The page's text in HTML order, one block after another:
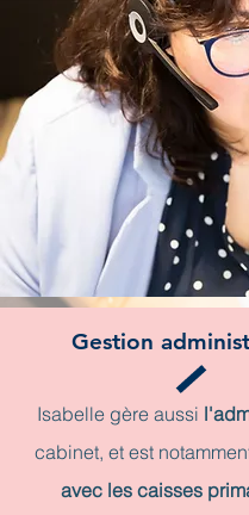
Gestion
Isabelle gère aussi
cabinet, et est
avec les caisses